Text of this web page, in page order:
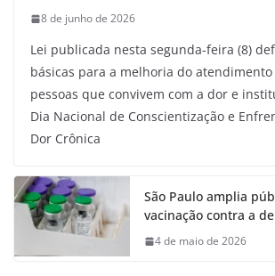
8 de junho de 2026
Lei publicada nesta segunda-feira (8)
básicas para a melhoria do atendimento
pessoas que convivem com a dor e
Dia Nacional de Conscientização e
Dor Crônica
São Paulo amplia
vacinação contra a
4 de maio de 2026